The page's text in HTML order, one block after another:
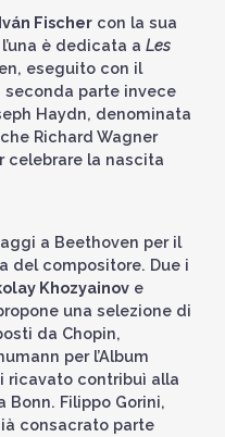
Iván Fischer con la sua
è dedicata a Les
eseguito con il
seconda parte invece
Haydn, denominata
Richard Wagner
celebrare la nascita
a Beethoven per il
del compositore. Due i
Khozyainov e
una selezione di
da Chopin,
per l’Album
ricavato contribuì alla
Filippo Gorini,
consacrato parte